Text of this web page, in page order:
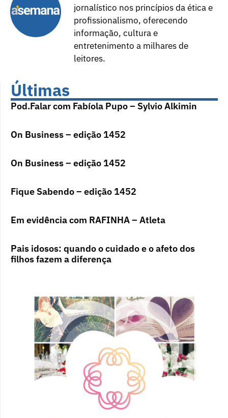
jornalístico nos princípios da ética e
profissionalismo, oferecendo
informação, cultura e
entretenimento a milhares de
leitores.
Últimas
Pod.Falar com Fabíola Pupo – Sylvio Alkimin
On Business – edição 1452
On Business – edição 1452
Fique Sabendo – edição 1452
Em evidência com RAFINHA – Atleta
Pais idosos: quando o cuidado e o afeto dos
filhos fazem a diferença